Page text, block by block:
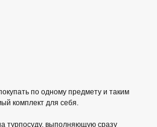
по одному предмету и таким
комплект для себя.
турпосуду, выполняющую сразу